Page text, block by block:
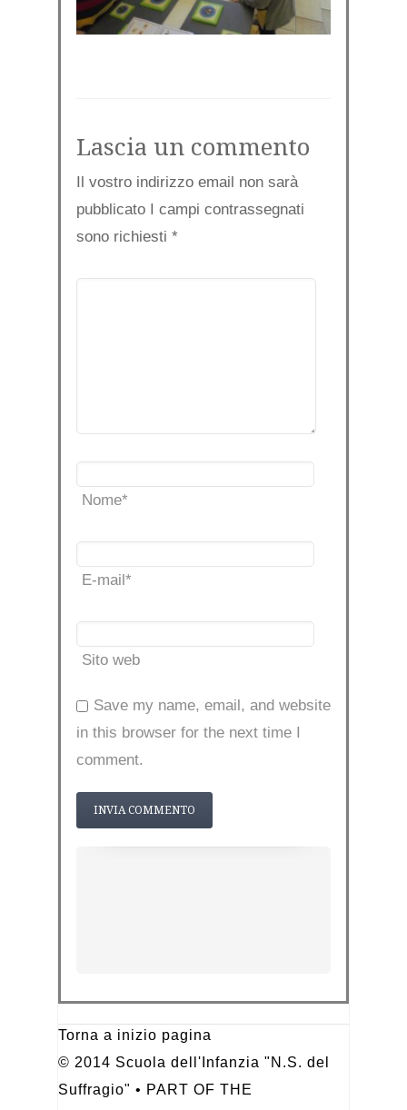
Lascia un commento
Il vostro indirizzo email non sarà
pubblicato I campi contrassegnati
sono richiesti *
Nome*
E-mail*
Sito web
Save my name, email, and website
in this browser for the next time I
comment.
Torna a inizio pagina
© 2014 Scuola dell'Infanzia "N.S. del
Suffragio" • PART OF THE